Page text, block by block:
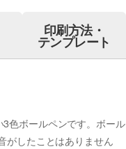
印刷方法・
テンプレート
色ボールペンです。ボール
がしたことはありません